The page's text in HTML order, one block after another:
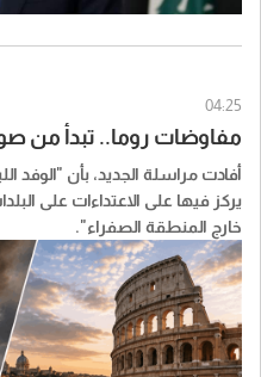
04:25
مفاوضات روما.. تبدأ من
أفادت مراسلة الجديد، بأن "الوفد
يركز فيها على الاعتداءات على
خارج المنطقة الصفراء".
وأعلنت مراسلة الجديد: أحد اعضاء
الاولى كان قد تابع الاعتداءات
استهداف بلدة برج الشمالي في